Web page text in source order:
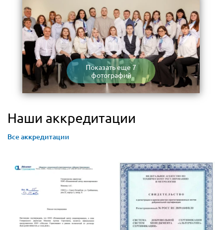
Показать еще 7
фотографий
Наши аккредитации
Все аккредитации